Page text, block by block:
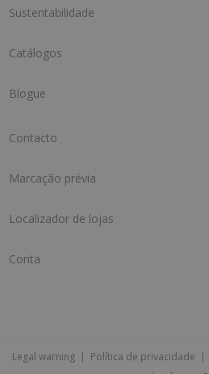
Sustentabilidade
Catálogos
Blogue
Contacto
Marcação prévia
Localizador de lojas
Conta
Legal warning | Política de privacidade |